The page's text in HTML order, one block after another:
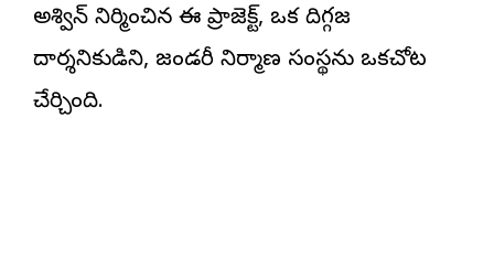
అశ్విన్ నిర్మించిన ఈ ప్రాజెక్ట్, ఒక దిగ్గజ
దార్శనికుడిని, లెజండరీ నిర్మాణ సంస్థను ఒకచోట
చేర్చింది.